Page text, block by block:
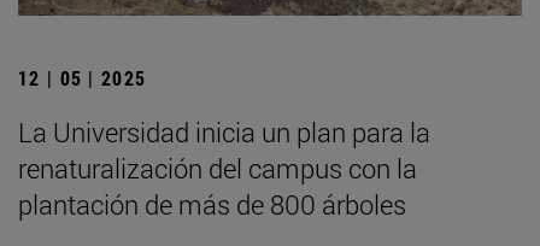
12 | 05 | 2025
La Universidad inicia un plan para la
renaturalización del campus con la
plantación de más de 800 árboles